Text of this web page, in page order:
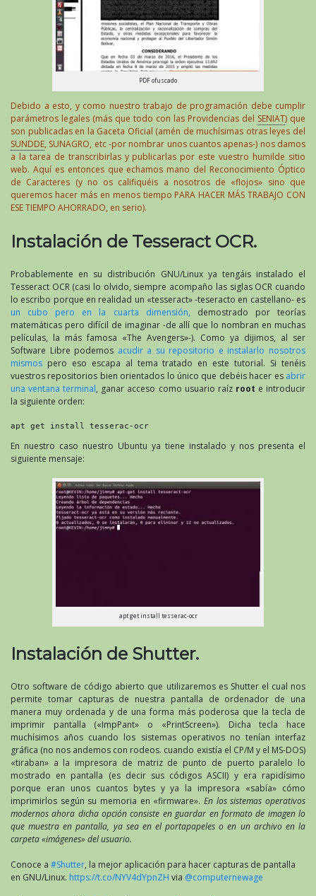
PDF ofuscado
Debido a esto, y como nuestro trabajo de programación debe cumplir
parámetros legales (más que todo con las Providencias del SENIAT) que
son publicadas en la Gaceta Oficial (amén de muchísimas otras leyes del
SUNDDE, SUNAGRO, etc -por nombrar unos cuantos apenas-) nos damos
a la tarea de transcribirlas y publicarlas por este vuestro humilde sitio
web. Aquí es entonces que echamos mano del Reconocimiento Óptico
de Caracteres (y no os califiquéis a nosotros de «flojos» sino que
queremos hacer más en menos tiempo PARA HACER MÁS TRABAJO CON
ESE TIEMPO AHORRADO, en serio).
Instalación de Tesseract OCR.
Probablemente en su distribución GNU/Linux ya tengáis instalado el
Tesseract OCR (casi lo olvido, siempre acompaño las siglas OCR cuando
lo escribo porque en realidad un «tesseract» -teseracto en castellano- es
un cubo pero en la cuarta dimensión, demostrado por teorías
matemáticas pero difícil de imaginar -de allí que lo nombran en muchas
películas, la más famosa «The Avengers»-). Como ya dijimos, al ser
Software Libre podemos acudir a su repositorio e instalarlo nosotros
mismos pero eso escapa al tema tratado en este tutorial. Si tenéis
vuestros repositorios bien orientados lo único que debéis hacer es abrir
una ventana terminal, ganar acceso como usuario raíz root e introducir
la siguiente orden:
apt get install tesserac-ocr
En nuestro caso nuestro Ubuntu ya tiene instalado y nos presenta el
siguiente mensaje:
apt get install tesserac-ocr
Instalación de Shutter.
Otro software de código abierto que utilizaremos es Shutter el cual nos
permite tomar capturas de nuestra pantalla de ordenador de una
manera muy ordenada y de una forma más poderosa que la tecla de
imprimir pantalla («ImpPant» o «PrintScreen»). Dicha tecla hace
muchísimos años cuando los sistemas operativos no tenían interfaz
gráfica (no nos andemos con rodeos. cuando existía el CP/M y el MS-DOS)
«tiraban» a la impresora de matriz de punto de puerto paralelo lo
mostrado en pantalla (es decir sus códigos ASCII) y era rapidísimo
porque eran unos cuantos bytes y ya la impresora «sabía» cómo
imprimirlos según su memoria en «firmware». En los sistemas operativos
modernos ahora dicha opción consiste en guardar en formato de imagen lo
que muestra en pantalla, ya sea en el portapapeles o en un archivo en la
carpeta «imágenes» del usuario.
Conoce a #Shutter, la mejor aplicación para hacer capturas de pantalla
en GNU/Linux. https://t.co/NYV4dYpnZH via @computernewage